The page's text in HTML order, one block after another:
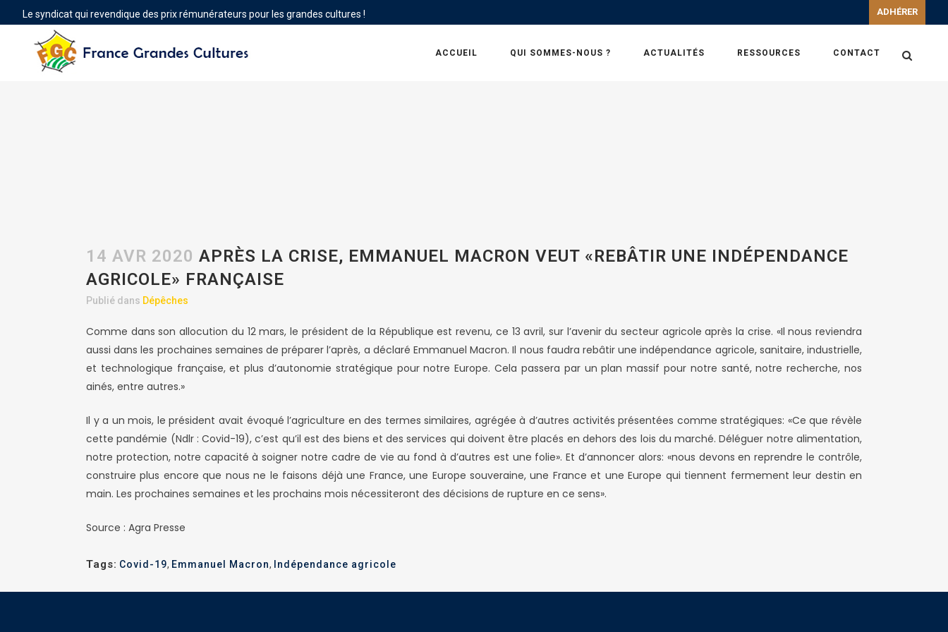
Le syndicat qui revendique des prix rémunérateurs pour les grandes cultures ! ADHÉRER
ACCUEIL QUI SOMMES-NOUS ? ACTUALITÉS RESSOURCES CONTACT
14 AVR 2020 APRÈS LA CRISE, EMMANUEL MACRON VEUT «REBÂTIR UNE INDÉPENDANCE
AGRICOLE» FRANÇAISE
Publié dans Dépêches
Comme dans son allocution du 12 mars, le président de la République est revenu, ce 13 avril, sur l’avenir du secteur agricole après la crise. «Il nous reviendra
aussi dans les prochaines semaines de préparer l’après, a déclaré Emmanuel Macron. Il nous faudra rebâtir une indépendance agricole, sanitaire, industrielle,
et technologique française, et plus d’autonomie stratégique pour notre Europe. Cela passera par un plan massif pour notre santé, notre recherche, nos
ainés, entre autres.»
Il y a un mois, le président avait évoqué l’agriculture en des termes similaires, agrégée à d’autres activités présentées comme stratégiques: «Ce que révèle
cette pandémie (Ndlr : Covid-19), c’est qu’il est des biens et des services qui doivent être placés en dehors des lois du marché. Déléguer notre alimentation,
notre protection, notre capacité à soigner notre cadre de vie au fond à d’autres est une folie». Et d’annoncer alors: «nous devons en reprendre le contrôle,
construire plus encore que nous ne le faisons déjà une France, une Europe souveraine, une France et une Europe qui tiennent fermement leur destin en
main. Les prochaines semaines et les prochains mois nécessiteront des décisions de rupture en ce sens».
Source : Agra Presse
Tags: Covid-19, Emmanuel Macron, Indépendance agricole